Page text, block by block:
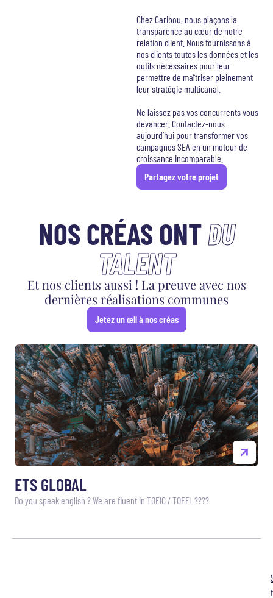
Chez Caribou, nous plaçons la
transparence au cœur de notre
relation client. Nous fournissons à
nos clients toutes les données et les
outils nécessaires pour leur
permettre de maîtriser pleinement
leur stratégie multicanal.
Ne laissez pas vos concurrents vous
devancer. Contactez-nous
aujourd’hui pour transformer vos
campagnes SEA en un moteur de
croissance incomparable.
Partagez votre projet
NOS CRÉAS ONTDU
TALENT
Et nos clients aussi ! La preuve avec nos
dernières réalisations communes
Jetez un œil à nos créas
ETS GLOBAL
Do you speak english ? We are fluent in TOEIC / TOEFL ????
t